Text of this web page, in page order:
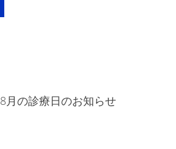
8月の診療日のお知らせ